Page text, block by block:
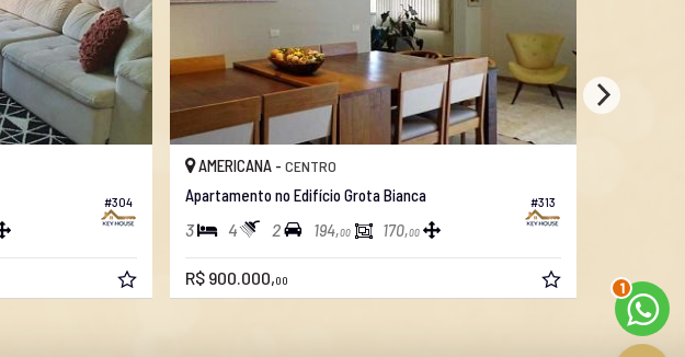
#304 #313
AMERICANA - CENTRO
Apartamento no Edifício Grota Bianca
3 4 2 194,00 170,00
R$ 900.000,00 R$